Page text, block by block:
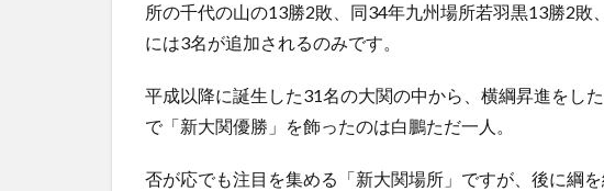
所の千代の山の13勝2敗、同34年九州場所若羽黒13勝2
には3名が追加されるのみです。
平成以降に誕生した31名の大関の中から、横綱昇進をし
で「新大関優勝」を飾ったのは白鵬ただ一人。
否が応でも注目を集める「新大関場所」ですが、後に綱